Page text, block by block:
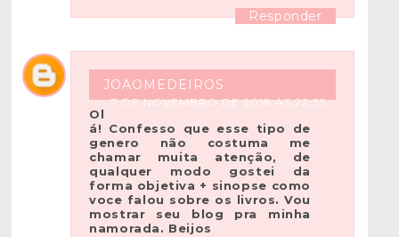
Responder
JOAOMEDEIROS
7 DE NOVEMBRO DE 2018 ÀS 22:35
Ol
á! Confesso que esse tipo de
genero não costuma me
chamar muita atenção, de
qualquer modo gostei da
forma objetiva + sinopse como
voce falou sobre os livros. Vou
mostrar seu blog pra minha
namorada. Beijos